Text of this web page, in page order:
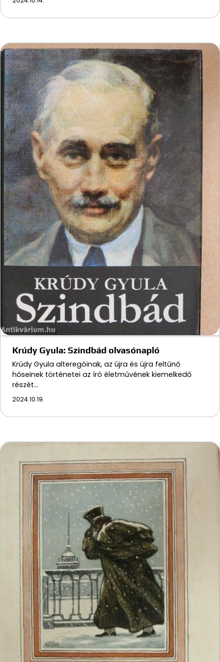
Krúdy Gyula: Szindbád olvasónapló
Krúdy Gyula alteregóinak, az újra és újra feltűnő
hőseinek történetei az író életművének kiemelkedő
részét…
2024.10.19.